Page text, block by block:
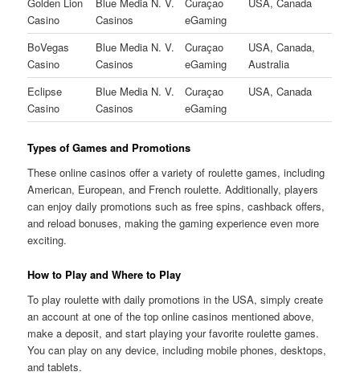
Casino
Casinos
eGaming
BoVegas
Casino
Blue Media N. V.
Casinos
Curaçao
eGaming
USA, Canada,
Australia
Eclipse
Casino
Blue Media N. V.
Casinos
Curaçao
eGaming
USA, Canada
Types of Games and Promotions
These online casinos offer a variety of roulette games, including
American, European, and French roulette. Additionally, players
can enjoy daily promotions such as free spins, cashback offers,
and reload bonuses, making the gaming experience even more
exciting.
How to Play and Where to Play
To play roulette with daily promotions in the USA, simply create
an account at one of the top online casinos mentioned above,
make a deposit, and start playing your favorite roulette games.
You can play on any device, including mobile phones, desktops,
and tablets.